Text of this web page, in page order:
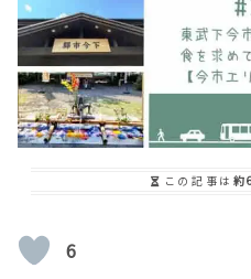
この記事は 約
6